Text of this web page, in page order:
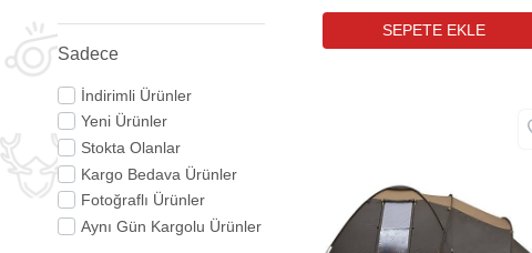
Sadece
İndirimli Ürünler
Yeni Ürünler
Stokta Olanlar
Kargo Bedava Ürünler
Fotoğraflı Ürünler
Aynı Gün Kargolu Ürünler